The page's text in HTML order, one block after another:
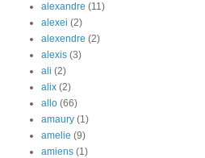
alexandre (11)
alexei (2)
alexendre (2)
alexis (3)
ali (2)
alix (2)
allo (66)
amaury (1)
amelie (9)
amiens (1)